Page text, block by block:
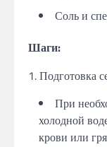
Соль и
Шаги:
1. Подготовка
При
холодной
крови или